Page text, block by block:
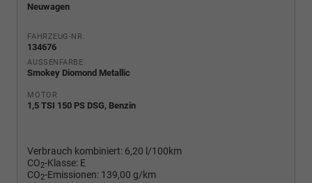
Neuwagen
FAHRZEUG-NR.
134676
AUSSENFARBE
Smokey Diomond Metallic
MOTOR
1,5 TSI 150 PS DSG, Benzin
Verbrauch kombiniert: 6,20 l/100km
CO2-Klasse: E
CO2-Emissionen: 139,00 g/km